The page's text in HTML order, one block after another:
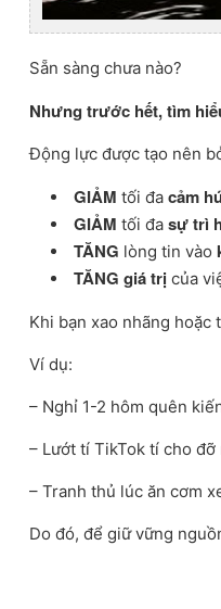
Sẵn sàng chưa nào?
Nhưng trước hết, tìm
Động lực được tạo nên
GIẢM tối đa cảm
GIẢM tối đa sự trì
TĂNG lòng tin vào
TĂNG giá trị của
Khi bạn xao nhãng
Ví dụ:
– Nghỉ 1-2 hôm quên
– Lướt tí TikTok tí cho đỡ
– Tranh thủ lúc ăn cơm
Do đó, để giữ vững